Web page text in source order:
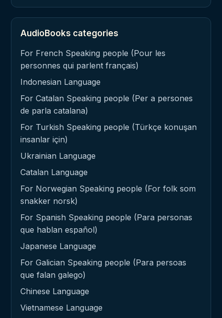
AudioBooks categories
For French Speaking people (Pour les
personnes qui parlent français)
Indonesian Language
For Catalan Speaking people (Per a persones
de parla catalana)
For Turkish Speaking people (Türkçe konuşan
insanlar için)
Ukrainian Language
Catalan Language
For Norwegian Speaking people (For folk som
snakker norsk)
For Spanish Speaking people (Para personas
que hablan español)
Japanese Language
For Galician Speaking people (Para persoas
que falan galego)
Chinese Language
Vietnamese Language